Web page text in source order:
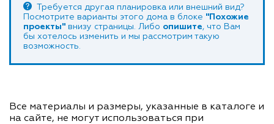
Требуется другая планировка или внешний вид?
Посмотрите варианты этого дома в блоке "Похожие
проекты" внизу страницы. Либо опишите, что Вам
бы хотелось изменить и мы рассмотрим такую
возможность.
Все материалы и размеры, указанные в каталоге и
на сайте, не могут использоваться при